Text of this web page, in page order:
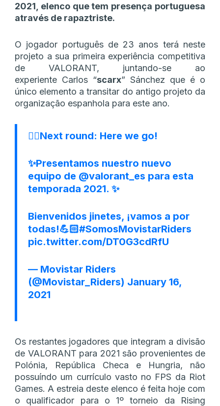
2021, elenco que tem presença portuguesa
através de rapaztriste.
O jogador português de 23 anos terá neste
projeto a sua primeira experiência competitiva
de VALORANT, juntando-se ao
experiente Carlos “scarx” Sánchez que é o
único elemento a transitar do antigo projeto da
organização espanhola para este ano.
👉🏻Next round: Here we go!
✨Presentamos nuestro nuevo
equipo de @valorant_es para esta
temporada 2021. ✨
Bienvenidos jinetes, ¡vamos a por
todas!💪🏻#SomosMovistarRiders
pic.twitter.com/DT0G3cdRfU
— Movistar Riders
(@Movistar_Riders) January 16,
2021
Os restantes jogadores que integram a divisão
de VALORANT para 2021 são provenientes de
Polónia, República Checa e Hungria, não
possuíndo um currículo vasto no FPS da Riot
Games. A estreia deste elenco é feita hoje com
o qualificador para o 1º torneio da Rising